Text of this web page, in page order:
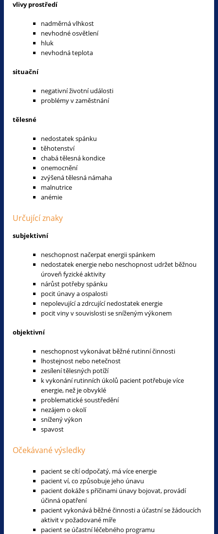
vlivy prostředí
nadměrná vlhkost
nevhodné osvětlení
hluk
nevhodná teplota
situační
negativní životní události
problémy v zaměstnání
tělesné
nedostatek spánku
těhotenství
chabá tělesná kondice
onemocnění
zvýšená tělesná námaha
malnutrice
anémie
Určující znaky
subjektivní
neschopnost načerpat energii spánkem
nedostatek energie nebo neschopnost udržet běžnou
úroveň fyzické aktivity
nárůst potřeby spánku
pocit únavy a ospalosti
nepolevující a zdrcující nedostatek energie
pocit viny v souvislosti se sníženým výkonem
objektivní
neschopnost vykonávat běžné rutinní činnosti
lhostejnost nebo netečnost
zesílení tělesných potíží
k vykonání rutinních úkolů pacient potřebuje více
energie, než je obvyklé
problematické soustředění
nezájem o okolí
snížený výkon
spavost
Očekávané výsledky
pacient se cítí odpočatý, má více energie
pacient ví, co způsobuje jeho únavu
pacient dokáže s příčinami únavy bojovat, provádí
účinná opatření
pacient vykonává běžné činnosti a účastní se žádoucích
aktivit v požadované míře
pacient se účastní léčebného programu